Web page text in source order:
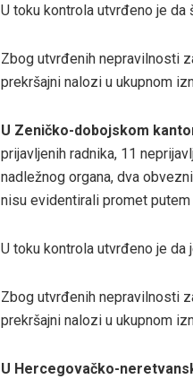
U toku kontrola utvrđeno je
Zbog utvrđenih nepravilnosti
prekršajni nalozi u ukupnom
U Zeničko-dobojskom
prijavljenih radnika, 11
nadležnog organa, dva
nisu evidentirali promet
U toku kontrola utvrđeno je
Zbog utvrđenih nepravilnosti
prekršajni nalozi u ukupnom
U Hercegovačko-